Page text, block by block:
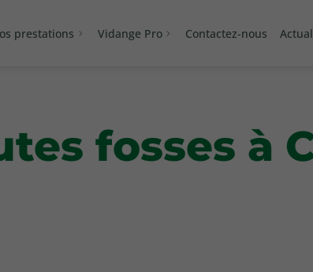
prestations Vidange Pro Contactez-nous
fosses à